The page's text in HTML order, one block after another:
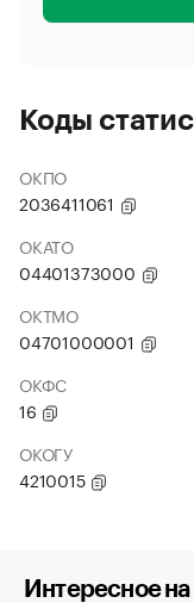
Коды
ОКПО
2036411061
ОКАТО
04401373000
ОКТМО
04701000001
ОКФС
16
ОКОГУ
4210015
Интересное